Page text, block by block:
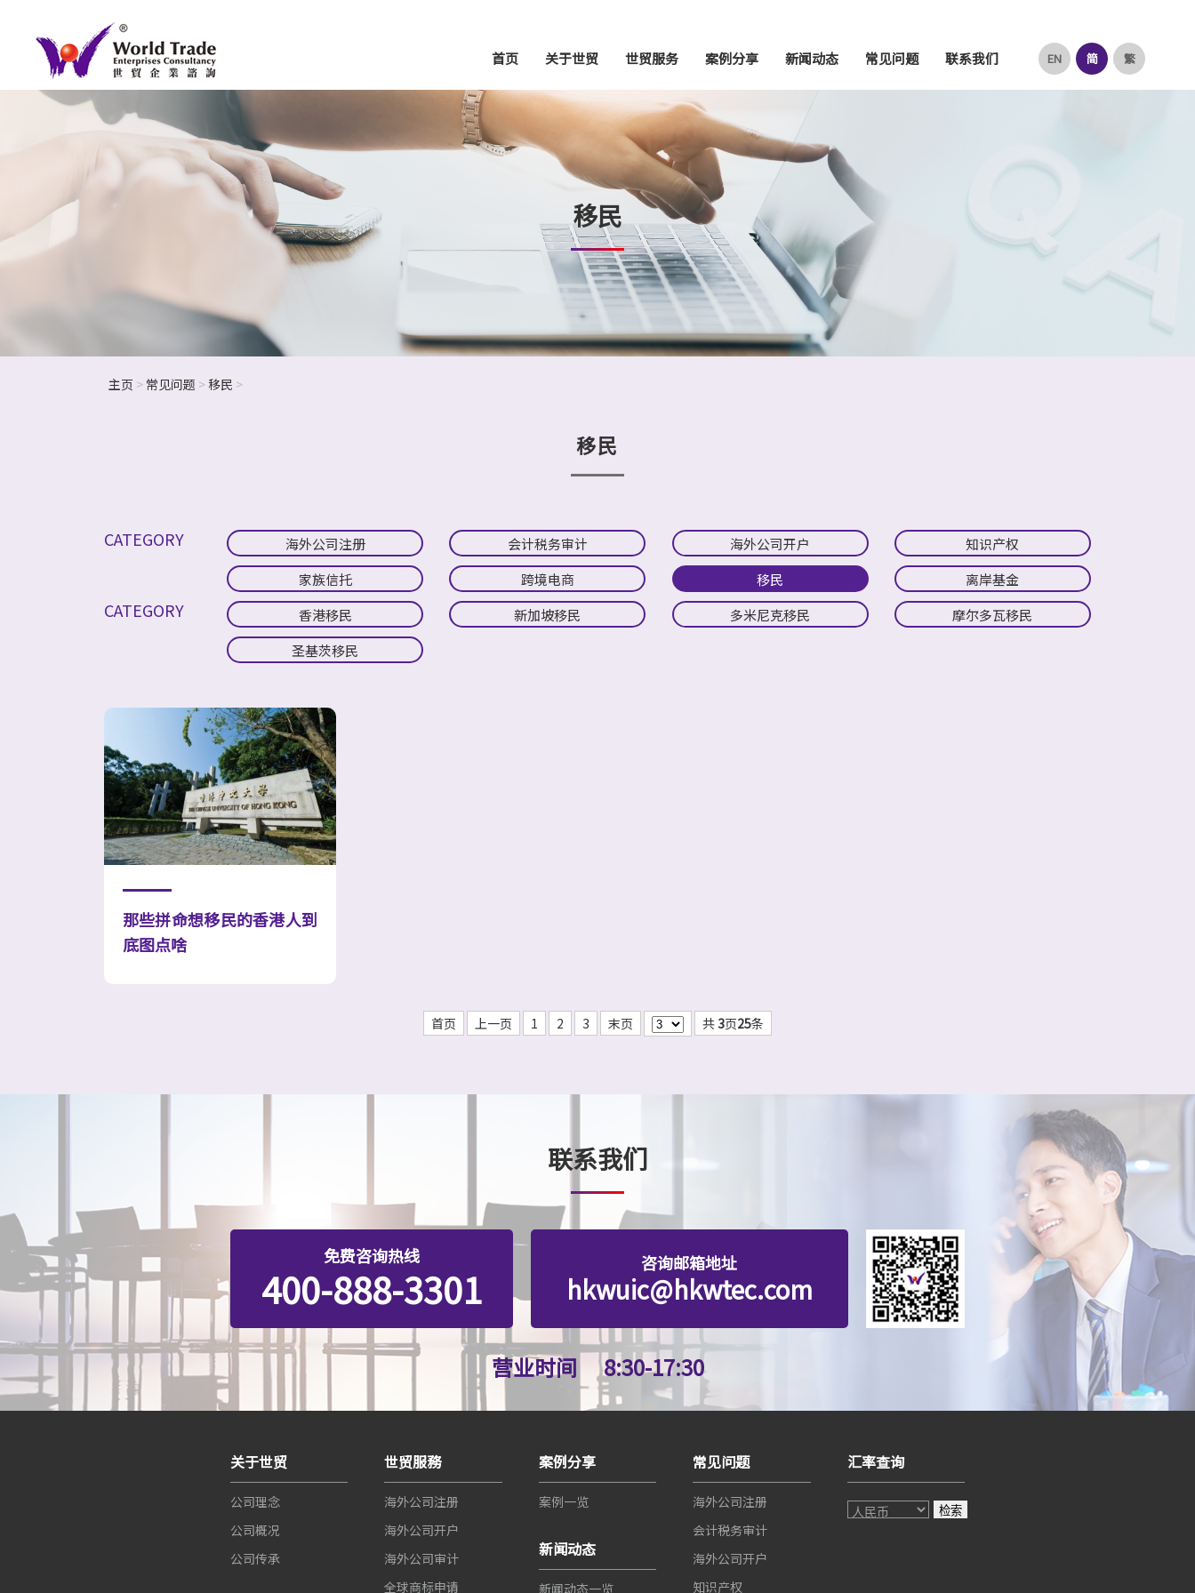
首页 关于世贸 世贸服务 案例分享 新闻动态 常见问题 联系我们 EN 简 繁
移民
主页 > 常见问题 >移民 >
移民
CATEGORY 海外公司注册 会计税务审计 海外公司开户
知识产权
家族信托
跨境电商 移民 离岸基金
CATEGORY 香港移民 新加坡移民 多米尼克移民
摩尔多瓦移民
圣基茨移民
那些拼命想移民的香港人到
底图点啥
首页 上一页 1 2 3 末页 共3页25条
联系我们
免费咨询热线
400-888-3301
咨询邮箱地址
hkwuic@hkwtec.com
营业时间 8:30-17:30
关于世贸
公司理念
公司概况
公司传承
世贸服務
海外公司注册
海外公司开户
海外公司审计
全球商标申请
案例分享
案例一览
新闻动态
新闻动态一览
常见问题
海外公司注册
会计税务审计
海外公司开户
知识产权
汇率查询
检索